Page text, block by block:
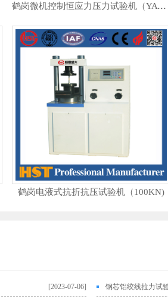
鹤岗微机控制恒应力压力试验机（YAW-2000)
鹤岗电液式抗折抗压试验机（100KN)
[2023-07-06] 钢芯铝绞线拉力试